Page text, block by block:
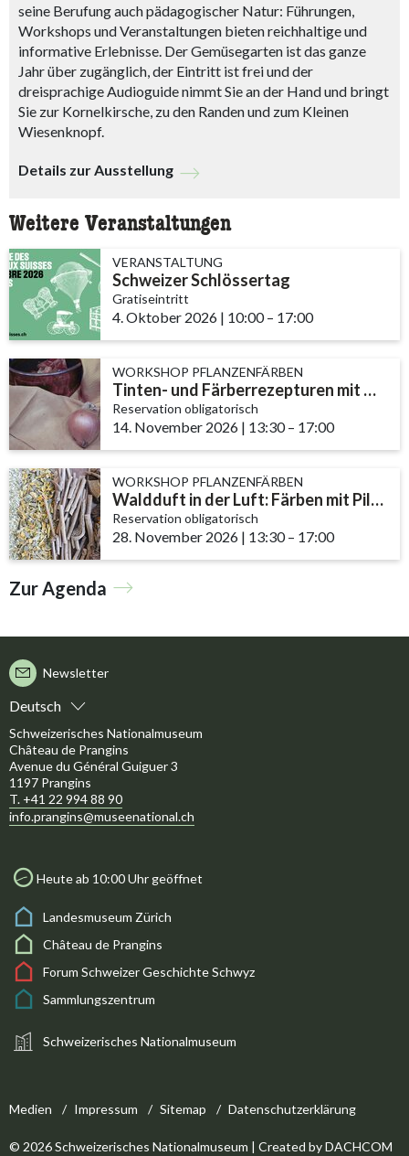
seine Berufung auch pädagogischer Natur: Führungen,
Workshops und Veranstaltungen bieten reichhaltige und
informative Erlebnisse. Der Gemüsegarten ist das ganze
Jahr über zugänglich, der Eintritt ist frei und der
dreisprachige Audioguide nimmt Sie an der Hand und bringt
Sie zur Kornelkirsche, zu den Randen und zum Kleinen
Wiesenknopf.
Details zur Ausstellung
Weitere Veranstaltungen
VERANSTALTUNG
Schweizer Schlössertag
Gratiseintritt
4. Oktober 2026 | 10:00accessibility.time_to
– 17:00
WORKSHOP PFLANZENFÄRBEN
Tinten- und Färberrezepturen mit Nüssen, Efeu und Zwiebeln
Reservation obligatorisch
14. November 2026 | 13:30– 17:00
WORKSHOP PFLANZENFÄRBEN
Waldduft in der Luft: Färben mit Pilzen und Flechten
Reservation obligatorisch
28. November 2026 | 13:30– 17:00
Zur Agenda
Deutsch
Newsletter
Schweizerisches Nationalmuseum
Château de Prangins
Avenue du Général Guiguer 3
1197 Prangins
T. +41 22 994 88 90
info.prangins@museenational.ch
Heute ab 10:00 Uhr geöffnet
Landesmuseum Zürich
Château de Prangins
Forum Schweizer Geschichte Schwyz
Sammlungszentrum
Schweizerisches Nationalmuseum
Medien Impressum Sitemap Datenschutzerklärung
© 2026 Schweizerisches Nationalmuseum | Created byDACHCOM